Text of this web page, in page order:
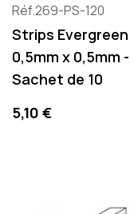
Réf.269-PS-120
Strips Evergreen
0,5mm x 0,5mm -
Sachet de 10
Precio
5,10 €